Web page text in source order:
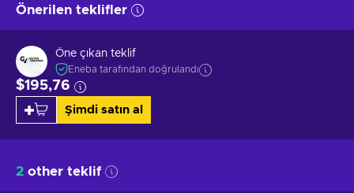
Önerilen teklifler
Öne çıkan teklif
Eneba tarafından doğrulandı
$195,76
Şimdi satın al
2 other teklif